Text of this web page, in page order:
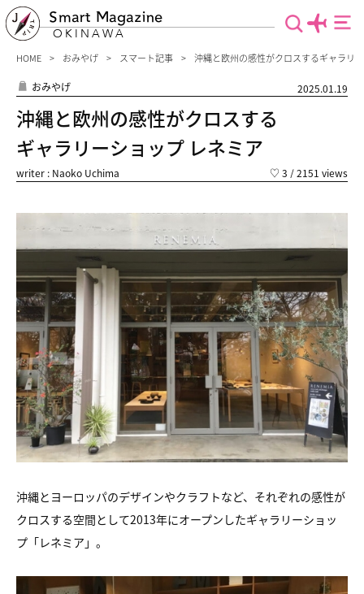
Smart Magazine
OKINAWA
HOME おみやげ スマート記事 沖縄と欧州の感性がクロスするギャラリ
おみやげ 2025.01.19
沖縄と欧州の感性がクロスする
ギャラリーショップ レネミア
writer : Naoko Uchima ♡ 3 / 2151 views
沖縄とヨーロッパのデザインやクラフトなど、それぞれの感性が
クロスする空間として2013年にオープンしたギャラリーショッ
プ「レネミア」。